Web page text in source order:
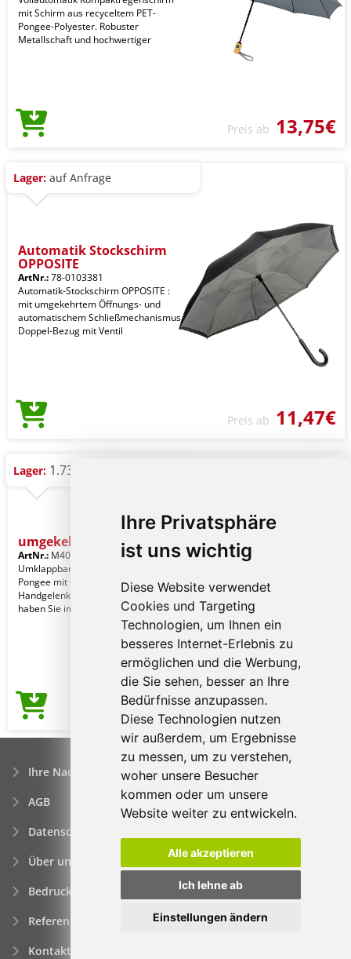
Ihre Privatsphäre
ist uns wichtig
Diese Website verwendet
Cookies und Targeting
Technologien, um Ihnen ein
besseres Internet-Erlebnis zu
ermöglichen und die Werbung,
die Sie sehen, besser an Ihre
Bedürfnisse anzupassen.
Diese Technologien nutzen
wir außerdem, um Ergebnisse
zu messen, um zu verstehen,
woher unsere Besucher
kommen oder um unsere
Website weiter zu entwickeln.
Alle akzeptieren
Ich lehne ab
Einstellungen ändern
mit Schirm aus recyceltem PET-
Pongee-Polyester. Robuster
Metallschaft und hochwertiger
Preis ab 13,75€
Lager: auf Anfrage
Automatik Stockschirm
OPPOSITE
ArtNr.:78-0103381
Automatik-Stockschirm OPPOSITE :
mit umgekehrtem Öffnungs- und
automatischem Schließmechanismus,
Doppel-Bezug mit Ventil
Preis ab 11,47€
Lager: 1.735 St.
umgekehrter Regenschirm
ArtNr.: M4047629
Umklappbarer Regenschirm aus 190T
Pongee mit Griff zum Einhängen am
Handgelenk. Mit diesem Schirm
haben Sie immer Ihre H
Ihre Nachfrage
AGB
Datenschutzerklärung
Über uns
Bedrucken von Werbeartikeln
Referenzen
Kontakt